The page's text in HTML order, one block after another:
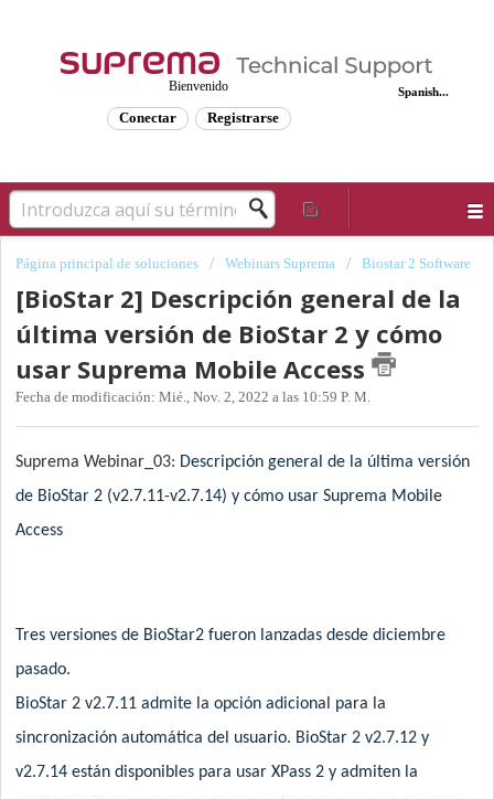
Spanish...
Bienvenido
Conectar Registrarse
Página principal de soluciones Webinars Suprema Biostar 2 Software
[BioStar 2] Descripción general de la
última versión de BioStar 2 y cómo
usar Suprema Mobile Access
Fecha de modificación: Mié., Nov. 2, 2022 a las 10:59 P. M.
Suprema Webinar_03: Descripción general de la última versión
de BioStar 2 (v2.7.11-v2.7.14) y cómo usar Suprema Mobile
Access
Tres versiones de BioStar2 fueron lanzadas desde diciembre
pasado.
BioStar 2 v2.7.11 admite la opción adicional para la
sincronización automática del usuario. BioStar 2 v2.7.12 y
v2.7.14 están disponibles para usar XPass 2 y admiten la